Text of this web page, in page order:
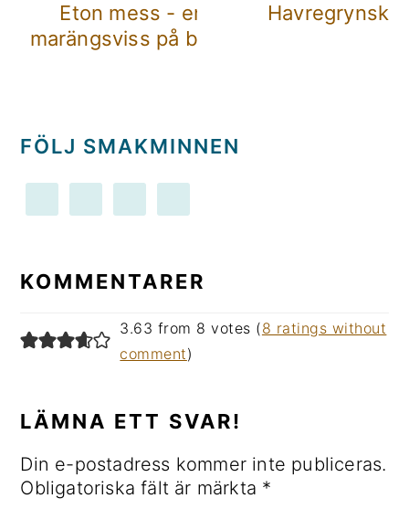
Eton mess - en rörig
marängsviss på brittisk vis
FÖLJ SMAKMINNEN
KOMMENTARER
3.63 from 8 votes (8 ratings without
comment)
LÄMNA ETT SVAR!
Din e-postadress kommer inte publiceras.
Obligatoriska fält är märkta *